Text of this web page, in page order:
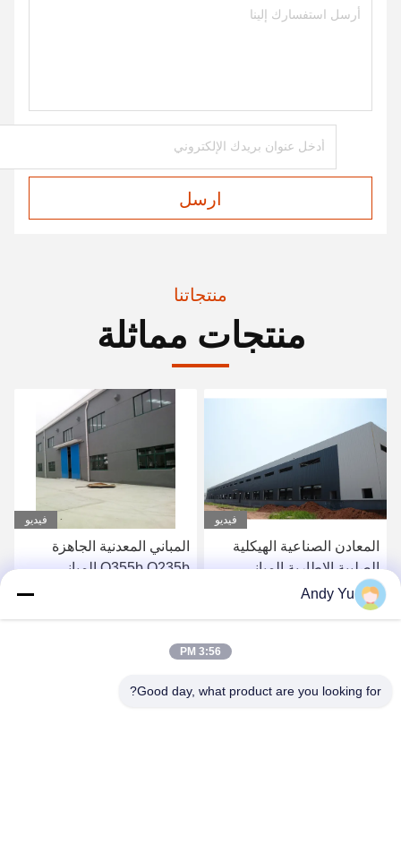
ارسل
منتجاتنا
منتجات مماثلة
فيديو
المباني المعدنية الجاهزة
Q355b Q235b المباني
الصلبة
فيديو
إطار بوابة بناء بناء هيكل
فولاذي لبناء مستودع تجاري /
Andy Yu
3:56 PM
Good day, what product are you looking for?